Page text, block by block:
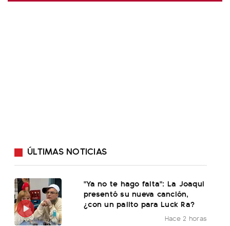
ÚLTIMAS NOTICIAS
"Ya no te hago falta": La Joaqui
presentó su nueva canción,
¿con un palito para Luck Ra?
Hace 2 horas